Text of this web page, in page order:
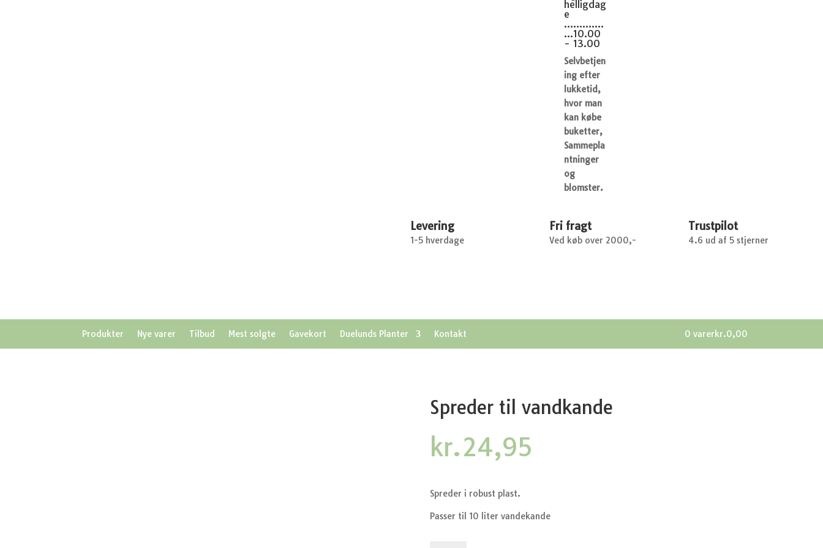
helligdag
e
.............
...10.00
- 13.00
Selvbetjen
ing efter
lukketid,
hvor man
kan købe
buketter,
Sammepla
ntninger
og
blomster.
Levering
1-5 hverdage
Fri fragt
Ved køb over 2000,-
Trustpilot
4.6 ud af 5 stjerner
Produkter Nye varer Tilbud Mest solgte Gavekort Duelunds Planter Kontakt 0 varerkr.0,00
Spreder til vandkande
kr.24,95
Spreder i robust plast.
Passer til 10 liter vandekande